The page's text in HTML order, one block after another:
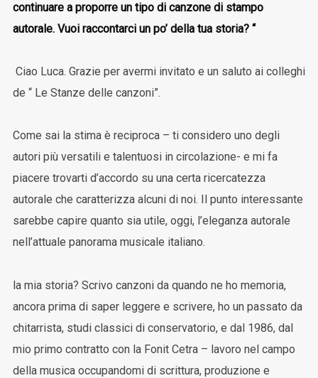
continuare a proporre un tipo di canzone di stampo
autorale. Vuoi raccontarci un po’ della tua storia? “
Ciao Luca. Grazie per avermi invitato e un saluto ai colleghi
de “ Le Stanze delle canzoni”.
Come sai la stima è reciproca – ti considero uno degli
autori più versatili e talentuosi in circolazione- e mi fa
piacere trovarti d’accordo su una certa ricercatezza
autorale che caratterizza alcuni di noi. Il punto interessante
sarebbe capire quanto sia utile, oggi, l’eleganza autorale
nell’attuale panorama musicale italiano.
la mia storia? Scrivo canzoni da quando ne ho memoria,
ancora prima di saper leggere e scrivere, ho un passato da
chitarrista, studi classici di conservatorio, e dal 1986, dal
mio primo contratto con la Fonit Cetra – lavoro nel campo
della musica occupandomi di scrittura, produzione e